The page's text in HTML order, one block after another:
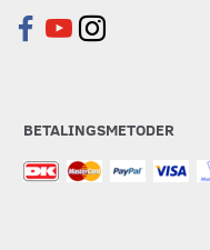
BETALINGSMETODER